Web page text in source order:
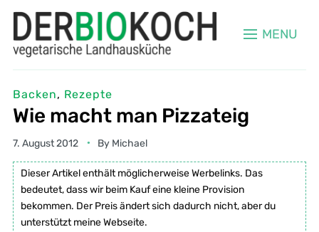
MENU
Backen, Rezepte
Wie macht man Pizzateig
7. August 2012 By Michael
Dieser Artikel enthält möglicherweise Werbelinks. Das
bedeutet, dass wir beim Kauf eine kleine Provision
bekommen. Der Preis ändert sich dadurch nicht, aber du
unterstützt meine Webseite.